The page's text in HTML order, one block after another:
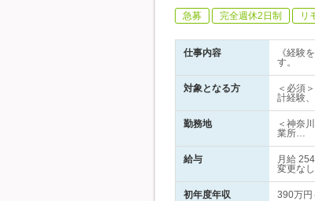
急募 完全週休2日制 リ
仕事内容
《経験
す。
対象となる方
＜必須
計経験
勤務地
＜神奈
業所…
給与
月給
変更なし
初年度年収 390万円